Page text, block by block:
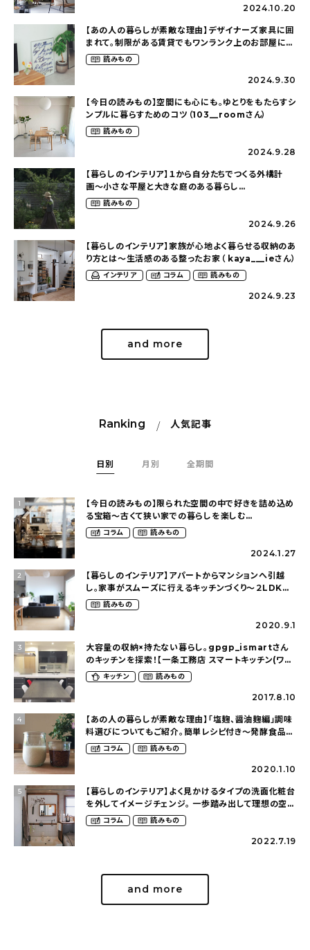
2024.10.20
【あの人の暮らしが素敵な理由】デザイナーズ家具に囲
まれて。制限がある賃貸でもワンランク上のお部屋に〜
狭くても好きな暮らしのこと（_____chika708さん）
読みもの
2024.9.30
【今日の読みもの】空間にも心にも。ゆとりをもたらすシ
ンプルに暮らすためのコツ（103__roomさん）
読みもの
2024.9.28
【暮らしのインテリア】１から自分たちでつくる外構計
画〜小さな平屋と大きな庭のある暮らし
（tsumikiniwaさん）
読みもの
2024.9.26
【暮らしのインテリア】家族が心地よく暮らせる収納のあ
り方とは〜生活感のある整ったお家（ kaya___ieさん）
インテリア コラム 読みもの
2024.9.23
and more
Ranking 人気記事
日別 月別 全期間
1
【今日の読みもの】限られた空間の中で好きを詰め込め
る宝箱〜古くて狭い家での暮らしを楽しむ
（2nyan_and_lifestylesさん）
コラム 読みもの
2024.1.27
2
【暮らしのインテリア】アパートからマンションへ引越
し。家事がスムーズに行えるキッチンづくり〜２LDKの
賃貸暮らし（mari_ppe_さん）
読みもの
2020.9.1
3
大容量の収納×持たない暮らし。gpgp_ismartさん
のキッチンを探索！【一条工務店 スマートキッチン(ワイ
ドカウンター)】
キッチン 読みもの
2017.8.10
4
【あの人の暮らしが素敵な理由】「塩麹、醤油麹編」調味
料選びについてもご紹介。簡単レシピ付き〜発酵食品の
ある暮らし（__mamigram___さん）
コラム 読みもの
2020.1.10
5
【暮らしのインテリア】よく見かけるタイプの洗面化粧台
を外してイメージチェンジ。 一歩踏み出して理想の空間
へ〜築１２年の建売住宅をDIYする暮らし
（asasa0509さん）
コラム 読みもの
2022.7.19
and more